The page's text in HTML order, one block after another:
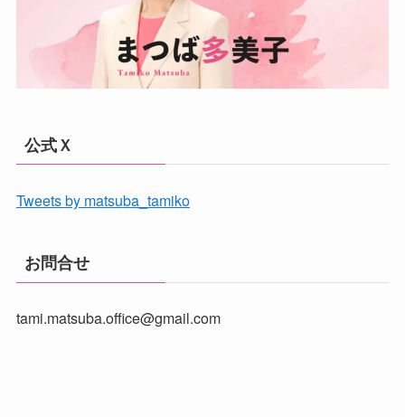
公式Ｘ
Tweets by matsuba_tamiko
お問合せ
tami.matsuba.office@gmail.com